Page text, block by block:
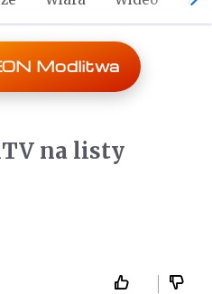
Modlitwa
na listy